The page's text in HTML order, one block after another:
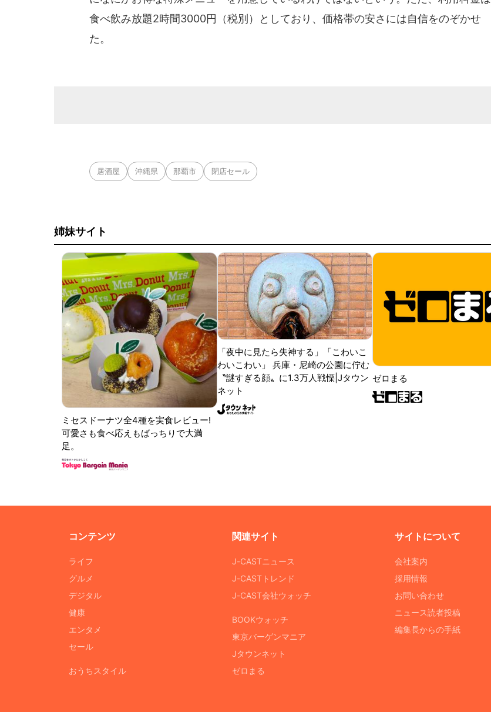
食べ飲み放題2時間3000円（税別）としており、価格帯の安さには自信をのぞかせ
た。
居酒屋 沖縄県 那覇市 閉店セール
姉妹サイト
ミセスドーナツ全4種を実食レビュー!
可愛さも食べ応えもばっちりで大満
足。
「夜中に見たら失神する」「こわいこ
わいこわい」 兵庫・尼崎の公園に佇む
〝謎すぎる顔〟に1.3万人戦慄|Jタウン
ネット
ゼロまる
コンテンツ
ライフ
グルメ
デジタル
健康
エンタメ
セール
おうちスタイル
関連サイト
J-CASTニュース
J-CASTトレンド
J-CAST会社ウォッチ
BOOKウォッチ
東京バーゲンマニア
Jタウンネット
ゼロまる
サイトについて
会社案内
採用情報
お問い合わせ
ニュース読者投稿
編集長からの手紙